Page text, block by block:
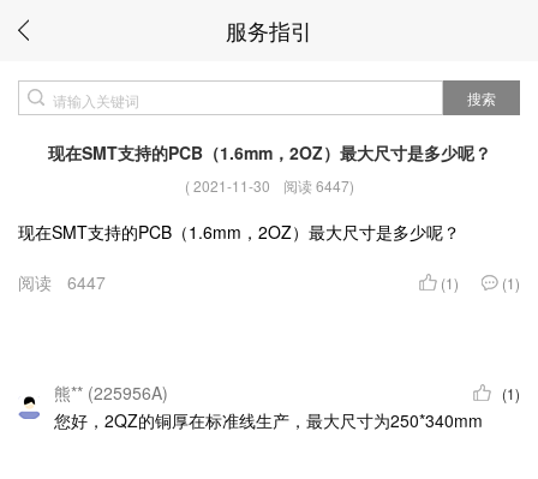
服务指引
搜索
现在SMT支持的PCB（1.6mm，2OZ）最大尺寸是多少呢？
(2021-11-30 阅读 6447)
现在SMT支持的PCB（1.6mm，2OZ）最大尺寸是多少呢？
阅读 6447 (1) (1)
熊** (225956A) (1)
您好，2QZ的铜厚在标准线生产，最大尺寸为250*340mm